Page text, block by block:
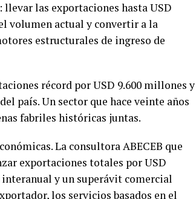
las exportaciones hasta USD
volumen actual y convertir a la
estructurales de ingreso de
récord por USD 9.600 millones y
país. Un sector que hace veinte años
fabriles históricas juntas.
La consultora ABECEB que
exportaciones totales por USD
interanual y un superávit comercial
los servicios basados en el